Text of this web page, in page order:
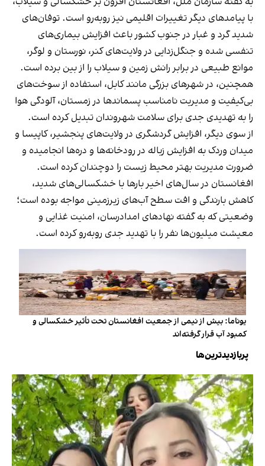
با پیامدهای دیگر تغییرات اقلیمی نیز روبه‌رو است. توفان‌های
شدید گرد و غبار در جنوب کشور باعث افزایش بیماری‌های
تنفسی شده و جنگل‌زدایی در ولایت‌های کنر، نورستان و لوگر،
موانع طبیعی در برابر رانش زمین و سیلاب را از بین برده است.
همچنین، در شهرهای بزرگی مانند کابل، استفاده از سوخت‌های
بی‌کیفیت و مدیریت نامناسب پسماندها در زمستان، آلودگی هوا
را به تهدیدی جدی برای سلامت شهروندان تبدیل کرده است.
از سوی دیگر، افزایش گردشگری در ولایت‌های پنجشیر، کاپیسا و
میدان وردک به افزایش زباله در رودخانه‌ها و دره‌ها انجامیده و
ضرورت مدیریت بهتر محیط زیست را دوچندان کرده است.
افغانستان در سال‌های اخیر بارها با خشکسالی‌های شدید،
کاهش بارندگی و افت سطح آب‌های زیرزمینی مواجه بوده است؛
وضعیتی که به گفته نهادهای امدادرسان، امنیت غذایی و
معیشت میلیون‌ها نفر را با تهدید جدی روبه‌رو کرده است.
یوناما: بیش از نیمی از جمعیت افغانستان تحت تأثیر خشکسالی و
کمبود آب قرار گرفته‌اند
پربازدیدترین‌ها